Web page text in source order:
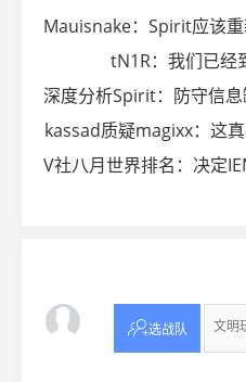
tN1R：我们已经
kassad质疑magixx：这
选战队